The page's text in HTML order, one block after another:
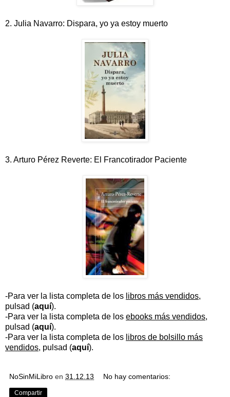
2. Julia Navarro: Dispara, yo ya estoy muerto
3. Arturo Pérez Reverte: El Francotirador Paciente
-Para ver la lista completa de los libros más vendidos,
pulsad (aquí).
-Para ver la lista completa de los ebooks más vendidos,
pulsad (aquí).
-Para ver la lista completa de los libros de bolsillo más
vendidos, pulsad (aquí).
NoSinMiLibro en 31.12.13 No hay comentarios:
Compartir